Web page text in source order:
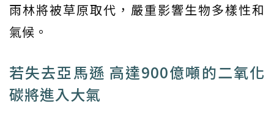
雨林將被草原取代，嚴重影響生物多樣性和
氣候。
若失去亞馬遜 高達900億噸的二氧化
碳將進入大氣